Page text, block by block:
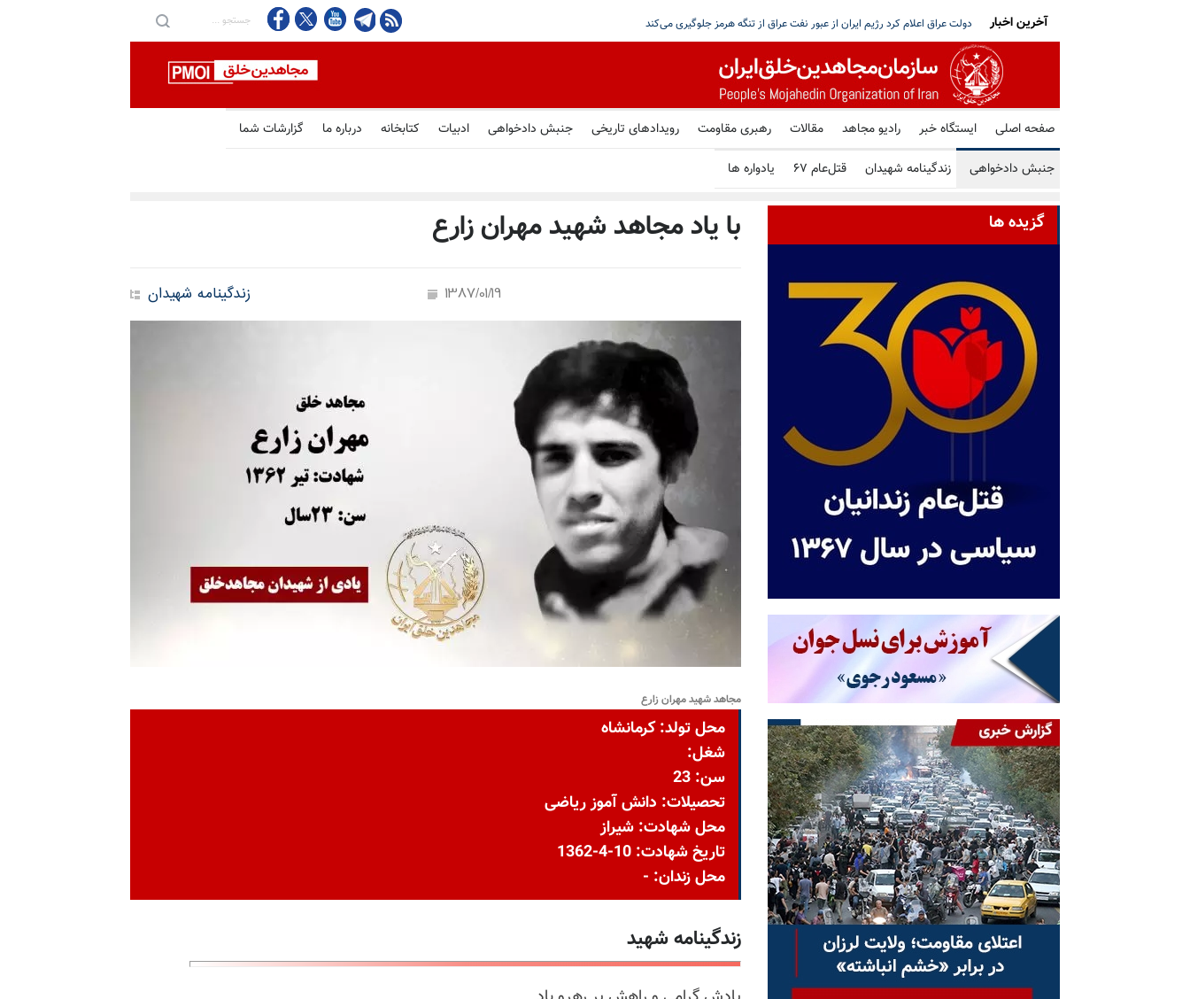
دولت عراق اعلام کرد رژیم ایران از عبور نفت عراق از تنگه هرمز جلوگیری می‌کند سی.ان.ان: سنتکام از افسران خود راه‌کارهای خلاقانه برای افزایش فشار بر ایران خواسته است مذاکره با آمریکا - بیانیه هیأت‌رئیسه خبرگان
آخرین اخبار
صفحه اصلی ایستگاه خبر رادیو مجاهد مقالات رهبری مقاومت رویدادهای تاریخی جنبش دادخواهی ادبیات کتابخانه درباره ما گزارشات شما
جنبش دادخواهی زندگینامه شهیدان قتل‌عام ۶۷ یادواره ها
با یاد مجاهد شهید مهران زارع
زندگینامه شهیدان 1387/01/19
مجاهد شهید مهران زارع
محل تولد: کرمانشاه
شغل:
سن: 23
تحصیلات: دانش آموز ریاضی
محل شهادت: شیراز
تاریخ شهادت: 10-4-1362
محل زندان: -
زندگینامه شهید
گزیده ها